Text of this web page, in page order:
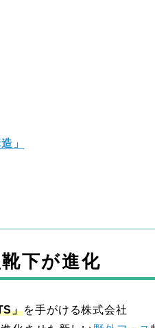
」
下が進化
」を手がける株式会社